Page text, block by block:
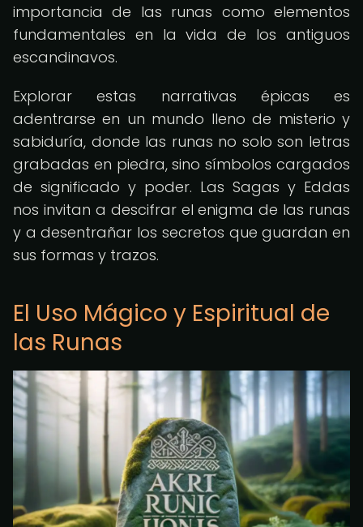
importancia de las runas como elementos
fundamentales en la vida de los antiguos
escandinavos.
Explorar estas narrativas épicas es
adentrarse en un mundo lleno de misterio y
sabiduría, donde las runas no solo son letras
grabadas en piedra, sino símbolos cargados
de significado y poder. Las Sagas y Eddas
nos invitan a descifrar el enigma de las runas
y a desentrañar los secretos que guardan en
sus formas y trazos.
El Uso Mágico y Espiritual de
las Runas